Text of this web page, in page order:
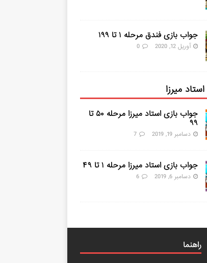
جواب بازی فندق مرحله ۱ تا ۱۹۹
آوریل 12, 2020 0
میرزا
جواب بازی استاد میرزا مرحله ۵۰ تا
۹۹
دسامبر 19, 2019 7
جواب بازی استاد میرزا مرحله ۱ تا ۴۹
دسامبر 6, 2019 6
راهنما